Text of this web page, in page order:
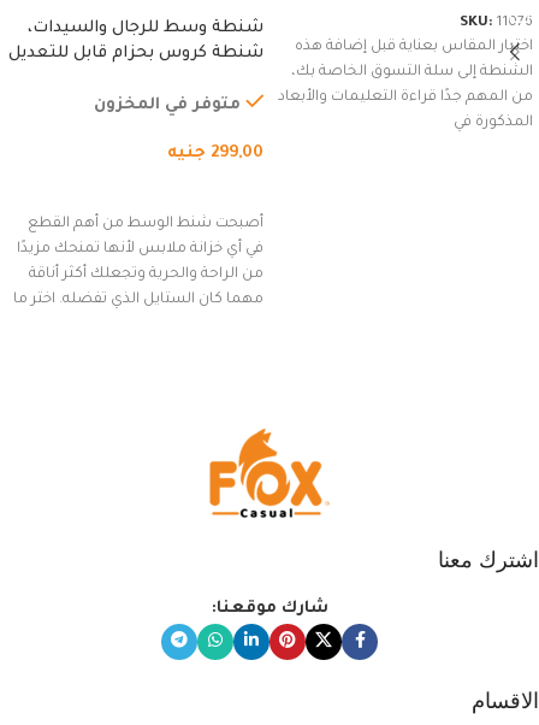
SKU: 11076
اختيار المقاس بعناية قبل إضافة هذه
الشنطة إلى سلة التسوق الخاصة بك،
من المهم جدًا قراءة التعليمات والأبعاد
المذكورة في
شنطة وسط للرجال والسيدات،
شنطة كروس بحزام قابل للتعديل
السفر، الجري العادي، المشي
(رمادي)
متوفر في المخزون
299,00 جنيه
أصبحت شنط الوسط من أهم القطع
في أي خزانة ملابس لأنها تمنحك مزيدًا
من الراحة والحرية وتجعلك أكثر أناقة
مهما كان الستايل الذي تفضله. اختر ما
اشترك معنا
شارك موقعنا:
الاقسام